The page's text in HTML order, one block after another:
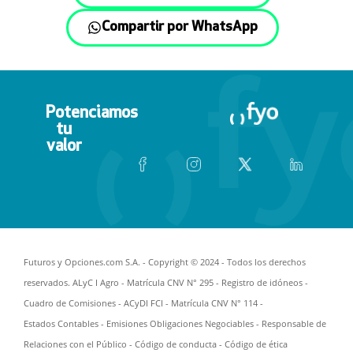
Compartir por WhatsApp
Potenciamos
tu
valor
Futuros y Opciones.com S.A. - Copyright © 2024 - Todos los derechos
reservados. ALyC I Agro - Matrícula CNV N° 295 - Registro de idóneos -
Cuadro de Comisiones - ACyDI FCI - Matrícula CNV N° 114 -
Estados Contables - Emisiones Obligaciones Negociables - Responsable de
Relaciones con el Público - Código de conducta - Código de ética